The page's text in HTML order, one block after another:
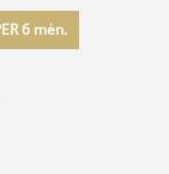
6 mėn.